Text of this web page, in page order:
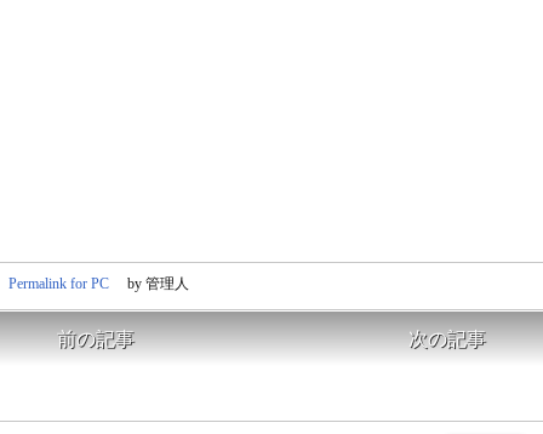
Permalink for PC by 管理人
前の記事 次の記事